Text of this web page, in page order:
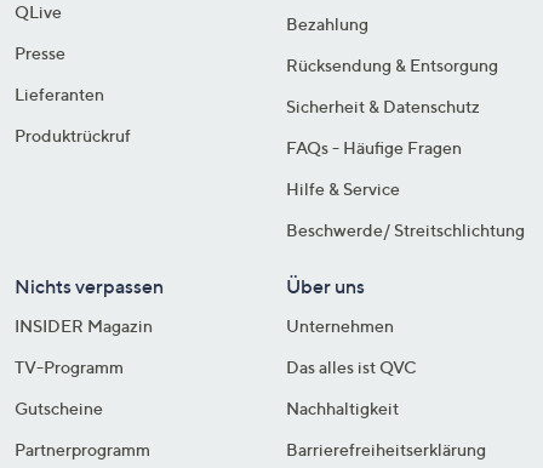
QLive
Presse
Lieferanten
Produktrückruf
Bezahlung
Rücksendung & Entsorgung
Sicherheit & Datenschutz
FAQs - Häufige Fragen
Hilfe & Service
Beschwerde/ Streitschlichtung
Nichts verpassen
INSIDER Magazin
TV-Programm
Gutscheine
Partnerprogramm
Über uns
Unternehmen
Das alles ist QVC
Nachhaltigkeit
Barrierefreiheitserklärung